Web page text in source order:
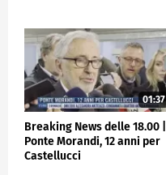
01:37
Breaking News delle 18.00 |
Ponte Morandi, 12 anni per
Castellucci